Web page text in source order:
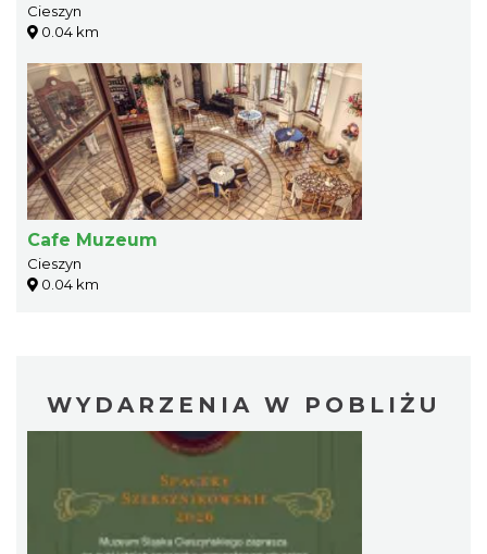
Cieszyn
0.04 km
Cafe Muzeum
Cieszyn
0.04 km
WYDARZENIA W POBLIŻU